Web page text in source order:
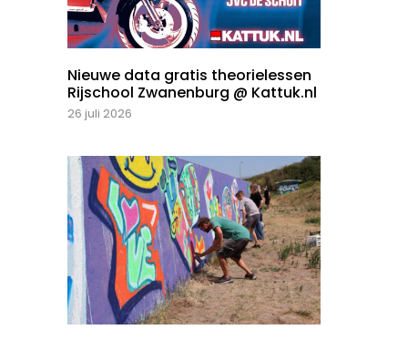
Nieuwe data gratis theorielessen
Rijschool Zwanenburg @ Kattuk.nl
26 juli 2026